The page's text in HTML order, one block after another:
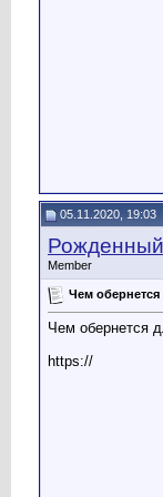
05.11.2020, 19:03
Member
Чем
Чем обернется
https://